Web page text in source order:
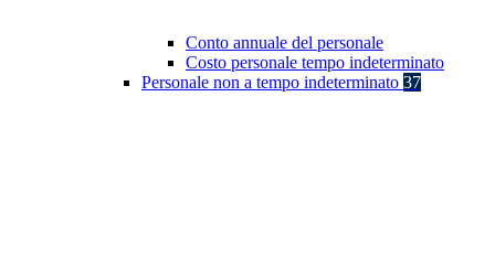
Conto annuale del personale
Costo personale tempo indeterminato
Personale non a tempo indeterminato 37